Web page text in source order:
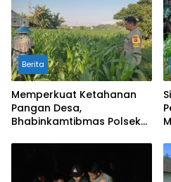
Berita
Memperkuat Ketahanan
Pangan Desa,
Bhabinkamtibmas Polsek
Kuranji Dalang